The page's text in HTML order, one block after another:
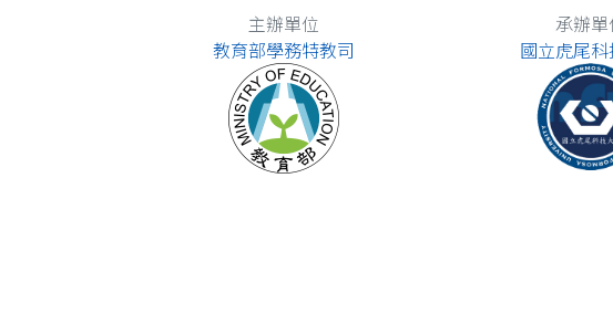
主辦單位
教育部學務特教司
承辦單
國立虎尾